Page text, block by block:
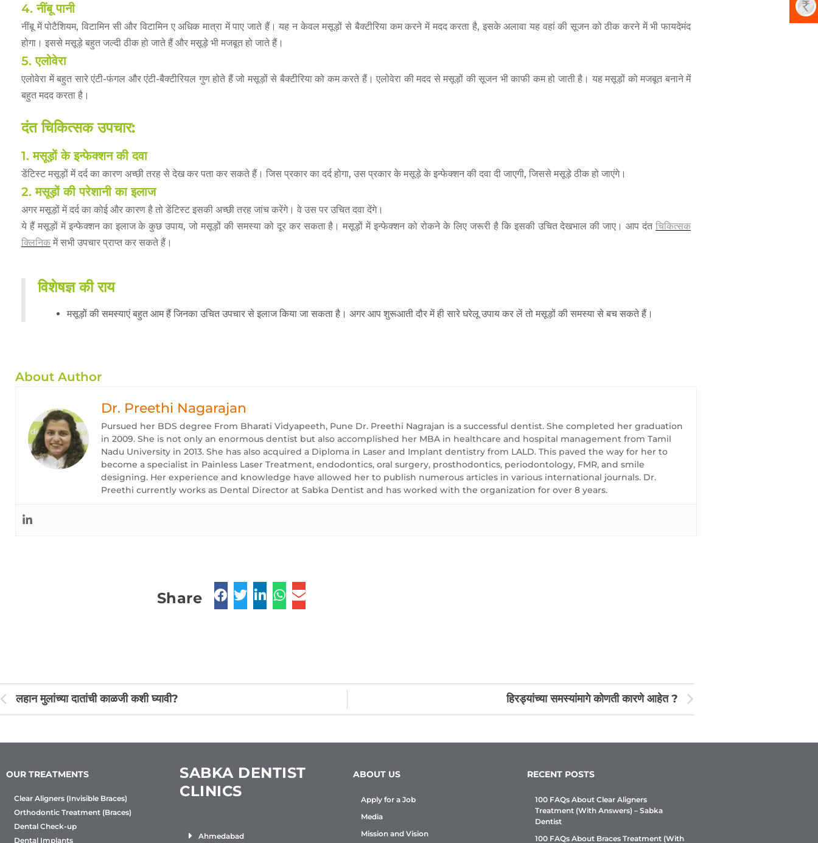
4. नींबू पानी
नींबू में पोटैशियम, विटामिन सी और विटामिन ए अधिक मात्रा में पाए जाते हैं। यह न केवल मसूड़ों से बैक्टीरिया कम करने में मदद करता है, इसके अलावा यह वहां की सूजन को ठीक करने में भी फायदेमंद
होगा। इससे मसूड़े बहुत जल्दी ठीक हो जाते हैं और मसूड़े भी मजबूत हो जाते हैं।
5. एलोवेरा
एलोवेरा में बहुत सारे एंटी-फंगल और एंटी-बैक्टीरियल गुण होते हैं जो मसूड़ों से बैक्टीरिया को कम करते हैं। एलोवेरा की मदद से मसूड़ों की सूजन भी काफी कम हो जाती है। यह मसूड़ों को मजबूत बनाने में
बहुत मदद करता है।
दंत चिकित्सक उपचार:
1. मसूड़ों के इन्फेक्शन की दवा
डेंटिस्ट मसूड़ों में दर्द का कारण अच्छी तरह से देख कर पता कर सकते हैं। जिस प्रकार का दर्द होगा, उस प्रकार के मसूड़े के इन्फेक्शन की दवा दी जाएगी, जिससे मसूड़े ठीक हो जाएंगे।
2. मसूड़ों की परेशानी का इलाज
अगर मसूड़ों में दर्द का कोई और कारण है तो डेंटिस्ट इसकी अच्छी तरह जांच करेंगे। वे उस पर उचित दवा देंगे।
ये हैं मसूड़ों में इन्फेक्शन का इलाज के कुछ उपाय, जो मसूड़ों की समस्या को दूर कर सकता है। मसूड़ों में इन्फेक्शन को रोकने के लिए जरूरी है कि इसकी उचित देखभाल की जाए। आप दंत चिकित्सक
क्लिनिक में सभी उपचार प्राप्त कर सकते हैं।
विशेषज्ञ की राय
मसूड़ों की समस्याएं बहुत आम हैं जिनका उचित उपचार से इलाज किया जा सकता है। अगर आप शुरूआती दौर में ही सारे घरेलू उपाय कर लें तो मसूड़ों की समस्या से बच सकते हैं।
About Author
Dr. Preethi Nagarajan
Pursued her BDS degree From Bharati Vidyapeeth, Pune Dr. Preethi Nagrajan is a successful dentist. She completed her graduation
in 2009. She is not only an enormous dentist but also accomplished her MBA in healthcare and hospital management from Tamil
Nadu University in 2013. She has also acquired a Diploma in Laser and Implant dentistry from LALD. This paved the way for her to
become a specialist in Painless Laser Treatment, endodontics, oral surgery, prosthodontics, periodontology, FMR, and smile
designing. Her experience and knowledge have allowed her to publish numerous articles in various international journals. Dr.
Preethi currently works as Dental Director at Sabka Dentist and has worked with the organization for over 8 years.
Share
लहान मुलांच्या दातांची काळजी कशी घ्यावी? हिरड्यांच्या समस्यांमागे कोणती कारणे आहेत ?
OUR TREATMENTS
Clear Aligners (Invisible Braces)
Orthodontic Treatment (Braces)
Dental Check-up
Dental Implants
SABKA DENTIST
CLINICS
Ahmedabad
ABOUT US
Apply for a Job
Media
Mission and Vision
RECENT POSTS
100 FAQs About Clear Aligners
Treatment (With Answers) – Sabka
Dentist
100 FAQs About Braces Treatment (With